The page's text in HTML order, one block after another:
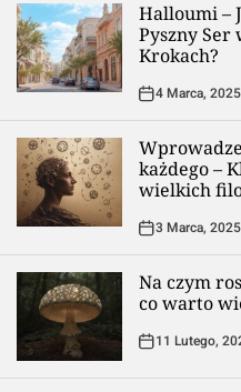
Halloumi –
Pyszny Ser
Krokach?
4 Marca, 2025
każdego –
wielkich
3 Marca, 2025
Na czym
co warto
11 Lutego,